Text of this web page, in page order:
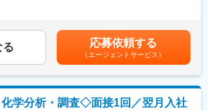
る分野や更に知識を強化したい領域に関する授
、受講内容に基づいてテストや資格試験に参加
ポートとなります。
した資格は社内評価や昇給とも連動しているた
と昇給を同時に実現いただけます。
でいただくことで大手企業への移籍も可能であ
の価値をどんどん高めていただくことを叶えら
応じて別案件の打診をさせていただく場合もござ
際に志向性に合わせて様々お話しできればと思
活躍事例：
であっても入社後のフォローや実務を通じて活
考を通じて上下する可能性があります。月給(月
含めた表記です。
る 応募依頼する
（エージェントサービス）
化学分析・調査◇面接1回／翌月入社